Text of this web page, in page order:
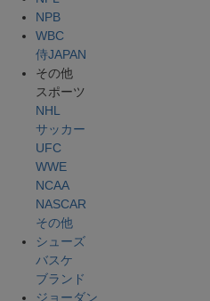
NPB
WBC
侍JAPAN
その他
スポーツ
NHL
サッカー
UFC
WWE
NCAA
NASCAR
その他
シューズ
バスケ
ブランド
ジョーダン